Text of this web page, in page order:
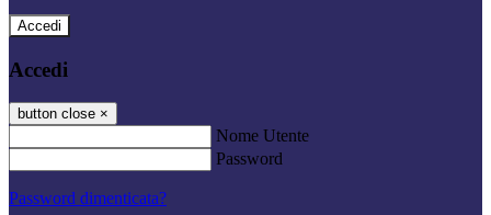
Accedi
Accedi
button close ×
Nome Utente
Password
Password dimenticata?